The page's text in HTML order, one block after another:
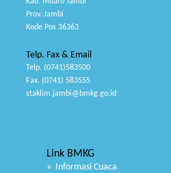
Prov. Jambi
Kode Pos 36363
Telp. Fax & Email
Telp. (0741)583500
Fax. (0741) 583555
staklim.jambi@bmkg.go.id
Link BMKG
» Informasi Cuaca